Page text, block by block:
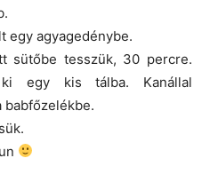
egy agyagedénybe.
sütőbe tesszük, 30 percre.
egy kis tálba. Kanállal
babfőzelékbe.